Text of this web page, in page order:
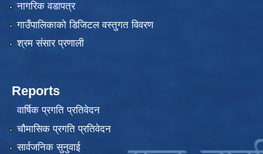
नागरिक वडापत्र
गाउँपालिकाको डिजिटल वस्तुगत विवरण
श्रम संसार प्रणाली
Reports
वार्षिक प्रगति प्रतिवेदन
चौमासिक प्रगति प्रतिवेदन
सार्वजनिक सुनुवाई